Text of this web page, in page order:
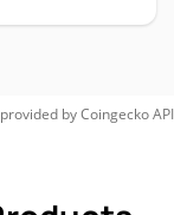
byCoingeckoAPI